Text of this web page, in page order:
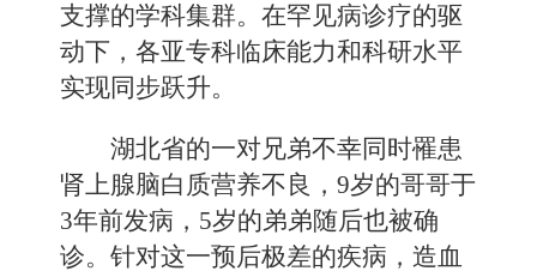
支撑的学科集群。在罕见病诊疗的驱
动下，各亚专科临床能力和科研水平
实现同步跃升。
湖北省的一对兄弟不幸同时罹患
肾上腺脑白质营养不良，9岁的哥哥于
3年前发病，5岁的弟弟随后也被确
诊。针对这一预后极差的疾病，造血